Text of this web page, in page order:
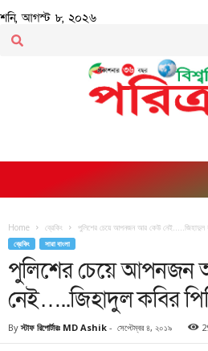
শনি, আগস্ট ৮, ২০২৬
Home ব্রেকিং পুলিশের চেয়ে আপনজন আর কেউ নেই…..জিহাদুল
ব্রেকিং সারা বাংলা
পুলিশের চেয়ে আপনজন
নেই…..জিহাদুল কবির
By স্টাফ রিপোর্টারঃ MD Ashik - সেপ্টেম্বর ৪, ২০১৯